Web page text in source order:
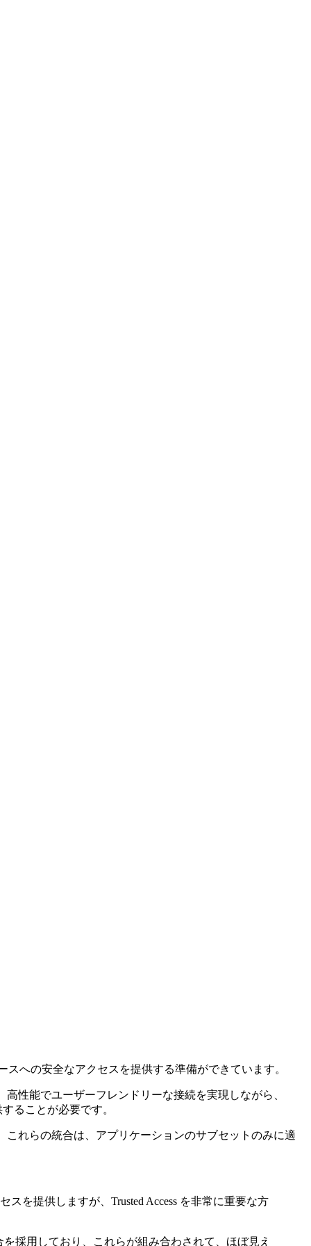
への安全なアクセスを提供する準備ができています。
高性能でユーザーフレンドリーな接続を実現しながら、
ることが必要です。
れらの統合は、アプリケーションのサブセットのみに適
を提供しますが、Trusted Access を非常に重要な方
採用しており、これらが組み合わされて、ほぼ見え